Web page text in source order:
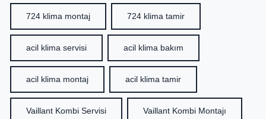
724 klima montaj 724 klima tamir
acil klima servisi acil klima bakım
acil klima montaj acil klima tamir
Vaillant Kombi Servisi Vaillant Kombi Montajı